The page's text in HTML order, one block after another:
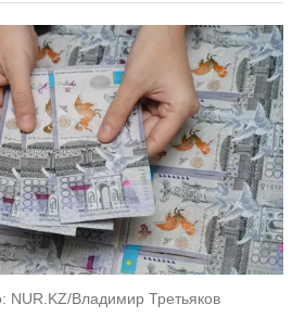
NUR.KZ/Владимир Третьяков